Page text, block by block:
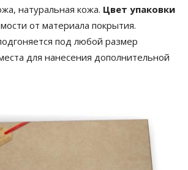
натуральная кожа. Цвет упаковки
от материала покрытия.
под любой размер
для нанесения дополнительной